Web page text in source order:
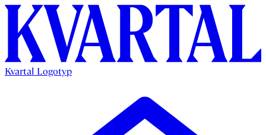
Kvartal Logotyp